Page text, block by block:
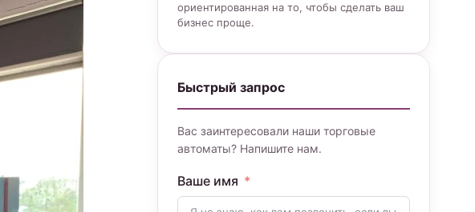
ориентированная на то, чтобы сделать ваш
бизнес проще.
Быстрый запрос
Вас заинтересовали наши торговые
автоматы? Напишите нам.
Ваше имя